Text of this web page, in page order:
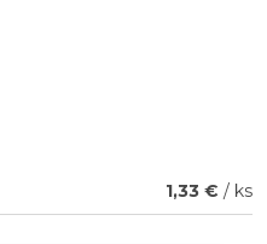
1,33 € / ks